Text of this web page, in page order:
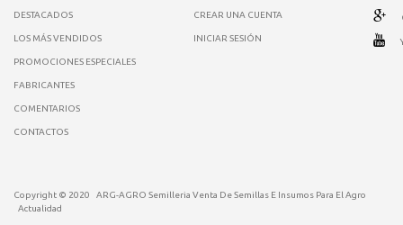
DESTACADOS
LOS MÁS VENDIDOS
PROMOCIONES ESPECIALES
FABRICANTES
COMENTARIOS
CONTACTOS
CREAR UNA CUENTA
INICIAR SESIÓN
Copyright © 2020
ARG-AGRO Semilleria Venta De Semillas E Insumos Para El Agro
Actualidad